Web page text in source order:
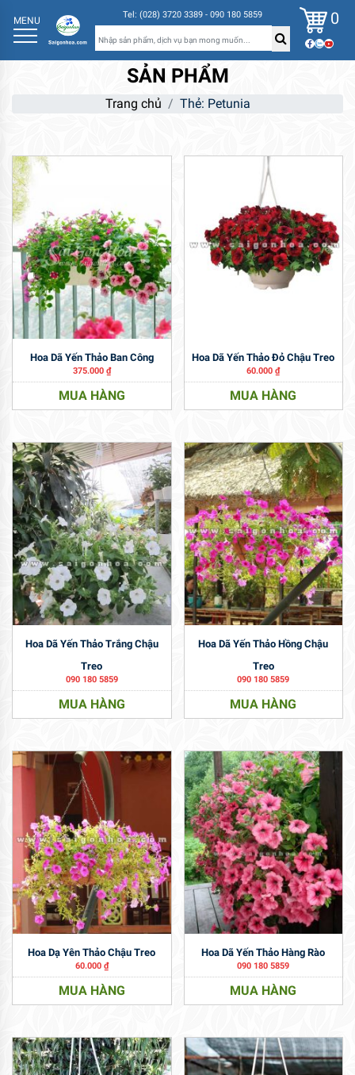
MENU Tel: (028) 3720 3389 - 090 180 5859 0
SẢN PHẨM
Trang chủ Thẻ: Petunia
Hoa Dã Yến Thảo Ban Công
375.000 ₫
MUA HÀNG
Hoa Dã Yến Thảo Đỏ Chậu Treo
60.000₫
MUA HÀNG
Hoa Dã Yến Thảo Trắng Chậu
Treo
090 180 5859
MUA HÀNG
Hoa Dã Yến Thảo Hồng Chậu
Treo
090 180 5859
MUA HÀNG
Hoa Dạ Yên Thảo Chậu Treo
60.000 ₫
MUA HÀNG
Hoa Dã Yến Thảo Hàng Rào
090 180 5859
MUA HÀNG